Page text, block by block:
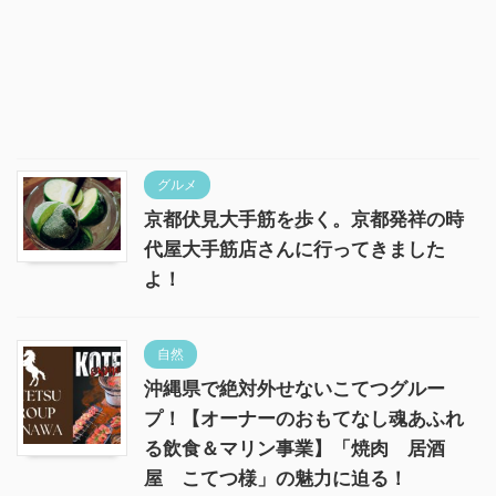
グルメ
京都伏見大手筋を歩く。京都発祥の時
代屋大手筋店さんに行ってきました
よ！
自然
沖縄県で絶対外せないこてつグルー
プ！【オーナーのおもてなし魂あふれ
る飲食＆マリン事業】「焼肉 居酒
屋 こてつ様」の魅力に迫る！